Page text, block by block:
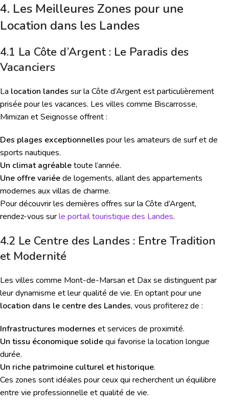
4. Les Meilleures Zones pour une
Location dans les Landes
4.1 La Côte d’Argent : Le Paradis des
Vacanciers
La location landes sur la Côte d’Argent est particulièrement
prisée pour les vacances. Les villes comme Biscarrosse,
Mimizan et Seignosse offrent :
Des plages exceptionnelles pour les amateurs de surf et de
sports nautiques.
Un climat agréabletoute l’année.
Une offre variéede logements, allant des appartements
modernes aux villas de charme.
Pour découvrir les dernières offres sur la Côte d’Argent,
rendez-vous surle portail touristique des Landes.
4.2 Le Centre des Landes : Entre Tradition
et Modernité
Les villes comme Mont-de-Marsan et Dax se distinguent par
leur dynamisme et leur qualité de vie. En optant pour une
location dans le centre des Landes, vous profiterez de :
Infrastructures modernes et services de proximité.
Un tissu économique solidequi favorise la location longue
durée.
Un riche patrimoine culturel et historique.
Ces zones sont idéales pour ceux qui recherchent un équilibre
entre vie professionnelle et qualité de vie.